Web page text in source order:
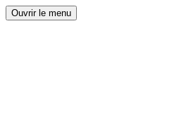
Ouvrir le menu